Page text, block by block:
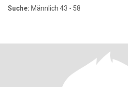
Suche: Männlich 43 - 58